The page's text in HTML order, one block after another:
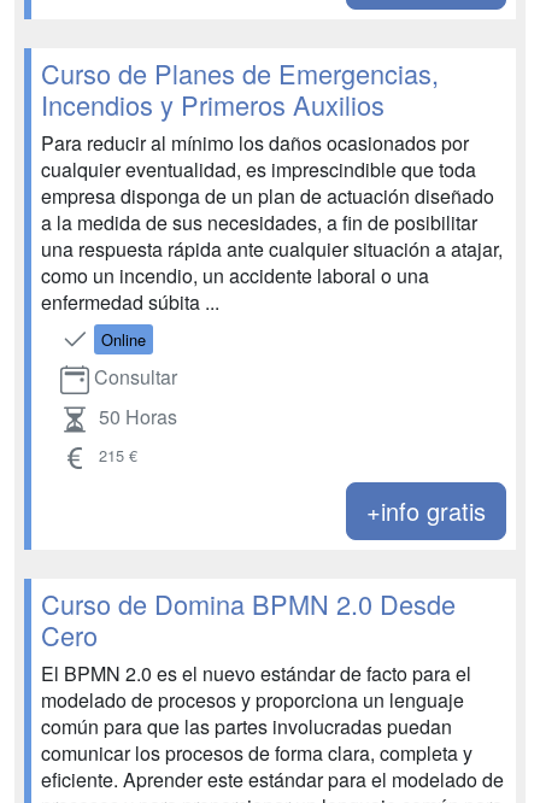
Curso de Planes de Emergencias,
Incendios y Primeros Auxilios
Para reducir al mínimo los daños ocasionados por
cualquier eventualidad, es imprescindible que toda
empresa disponga de un plan de actuación diseñado
a la medida de sus necesidades, a fin de posibilitar
una respuesta rápida ante cualquier situación a atajar,
como un incendio, un accidente laboral o una
enfermedad súbita ...
Online
Consultar
50 Horas
215 €
+info gratis
Curso de Domina BPMN 2.0 Desde
Cero
El BPMN 2.0 es el nuevo estándar de facto para el
modelado de procesos y proporciona un lenguaje
común para que las partes involucradas puedan
comunicar los procesos de forma clara, completa y
eficiente. Aprender este estándar para el modelado de